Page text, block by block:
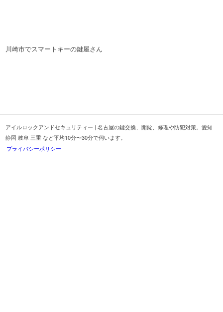
川崎市でスマートキーの鍵屋さん
アイルロックアンドセキュリティー | 名古屋の鍵交換、開錠、修理や防犯対策。愛知
静岡 岐阜 三重 など平均10分〜30分で伺います。
プライバシーポリシー